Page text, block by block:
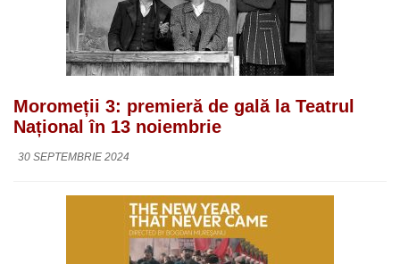
Moromeții 3: premieră de gală la Teatrul
Național în 13 noiembrie
30 SEPTEMBRIE 2024